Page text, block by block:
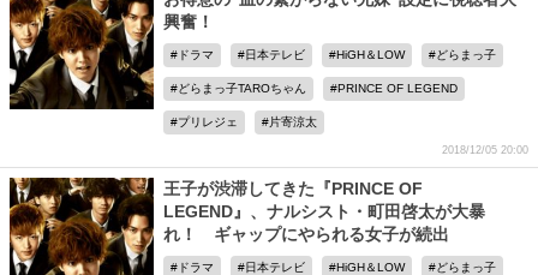
興奮！
ドラマ 日本テレビ HiGH＆LOW どらまっ子
どらまっ子TAROちゃん PRINCE OF LEGEND
プリレジェ 片寄涼太
2018/12/05 20:00
王子が渋滞してきた『PRINCE OF
LEGEND』、ナルシスト・町田啓太が大暴
れ！ ギャップにやられる女子が続出
ドラマ 日本テレビ HiGH＆LOW どらまっ子